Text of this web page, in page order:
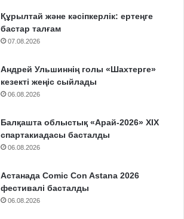
Құрылтай және кәсіпкерлік: ертеңге
бастар талғам
07.08.2026
Андрей Ульшиннің голы «Шахтерге»
кезекті жеңіс сыйлады
06.08.2026
Балқашта облыстық «Арай-2026» XIX
спартакиадасы басталды
06.08.2026
Астанада Comic Con Astana 2026
фестивалі басталды
06.08.2026